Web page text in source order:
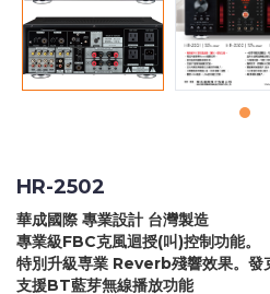
HR-2502
華成國際 專業設計 台灣製造
專業級FBC克風迴授(叫)控制功能。
特別升級専業 Reverb殘響效果。發
支援BT藍芽無線播放功能